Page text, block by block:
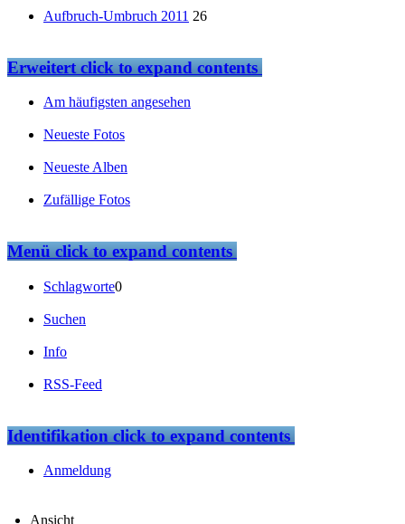
Aufbruch-Umbruch 2011 26
Erweitertclick to expand contents
Am häufigsten angesehen
Neueste Fotos
Neueste Alben
Zufällige Fotos
Menüclick to expand contents
Schlagworte0
Suchen
Info
RSS-Feed
Identifikationclick to expand contents
Anmeldung
Ansicht